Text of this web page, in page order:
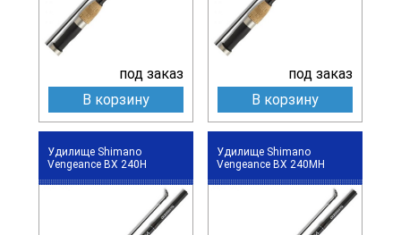
под заказ
В корзину
под заказ
В корзину
Удилище Shimano
Vengeance BX 240H
Удилище Shimano
Vengeance BX 240MH